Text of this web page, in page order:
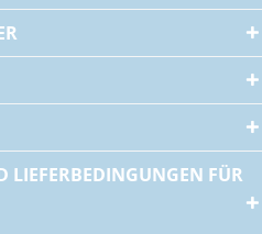
LIEFERBEDINGUNGEN FÜR